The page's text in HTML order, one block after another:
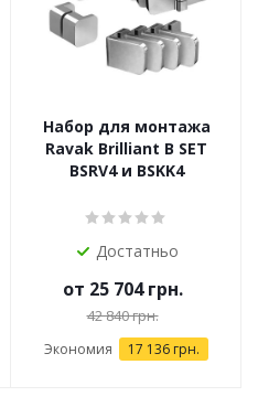
Набор для монтажа
Ravak Brilliant B SET
BSRV4 и BSKK4
Достатньо
от 25 704 грн.
42 840 грн.
Экономия 17 136 грн.